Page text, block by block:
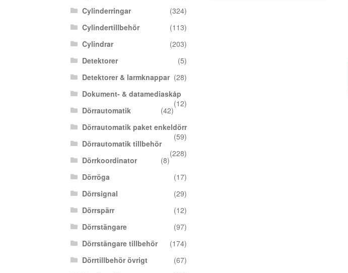
Cylinderringar
(324)
Cylindertillbehör
(113)
Cylindrar
(203)
Detektorer
(5)
Detektorer & larmknappar (28)
Dokument- & datamediaskåp
(12)
Dörrautomatik
(42)
Dörrautomatik paket enkeldörr
(59)
Dörrautomatik tillbehör
(228)
Dörrkoordinator
(8)
Dörröga
(17)
Dörrsignal
(29)
Dörrspärr
(12)
Dörrstängare
(97)
Dörrstängare tillbehör
(174)
Dörrtillbehör övrigt
(67)